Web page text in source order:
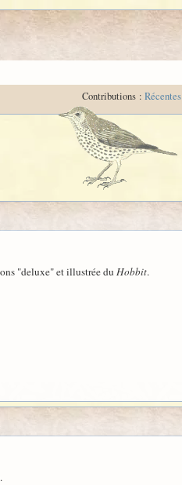
Contributions : Récentes
"deluxe" et illustrée du Hobbit.